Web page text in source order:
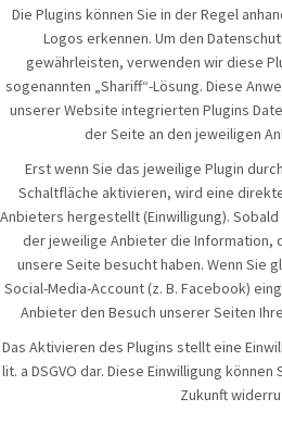
Die Plugins können Sie in der Regel
Logos erkennen. Um den
gewährleisten, verwenden wir diese
sogenannten „Shariff“-Lösung. Diese
unserer Website integrierten Plugins
der Seite an den jeweiligen
Erst wenn Sie das jeweilige Plugin
Schaltfläche aktivieren, wird eine
Anbieters hergestellt (Einwilligung).
der jeweilige Anbieter die Information,
unsere Seite besucht haben. Wenn Sie
Social-Media-Account (z. B. Facebook)
Anbieter den Besuch unserer Seiten
Das Aktivieren des Plugins stellt eine
lit. a DSGVO dar. Diese Einwilligung
Zukunft